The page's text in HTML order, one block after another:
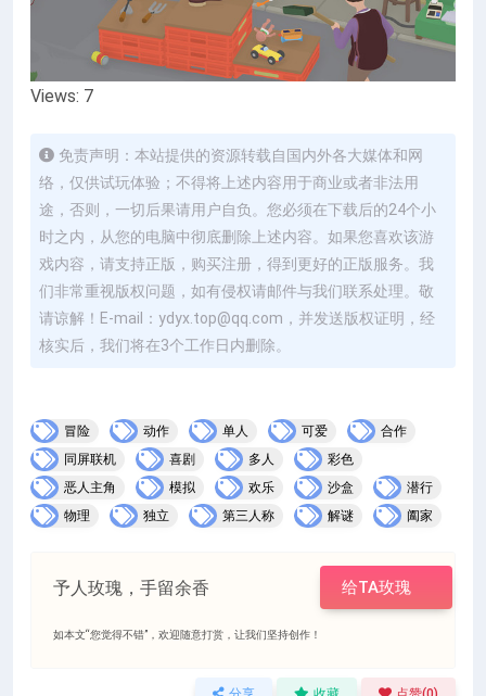
Views: 7
免责声明：本站提供的资源转载自国内外各大媒体和网
络，仅供试玩体验；不得将上述内容用于商业或者非法用
途，否则，一切后果请用户自负。您必须在下载后的24个小
时之内，从您的电脑中彻底删除上述内容。如果您喜欢该游
戏内容，请支持正版，购买注册，得到更好的正版服务。我
们非常重视版权问题，如有侵权请邮件与我们联系处理。敬
请谅解！E-mail：ydyx.top@qq.com，并发送版权证明，经
核实后，我们将在3个工作日内删除。
冒险 动作 单人 可爱
合作
同屏联机
喜剧 多人
彩色
恶人主角
模拟 欢乐 沙盒
潜行
物理
独立 第三人称 解谜 阖家
予人玫瑰，手留余香 给TA玫瑰
如本文“您觉得不错”，欢迎随意打赏，让我们坚持创作！